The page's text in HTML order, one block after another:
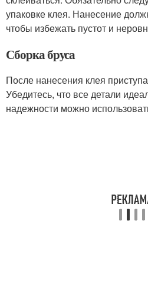
упаковке клея. Нанесение
чтобы избежать пустот и
Сборка бруса
После нанесения клея
Убедитесь, что все детали
надежности можно